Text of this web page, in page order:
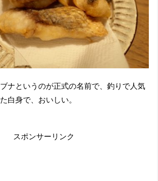
ナというのが正式の名前で、釣りで人気
白身で、おいしい。
スポンサーリンク